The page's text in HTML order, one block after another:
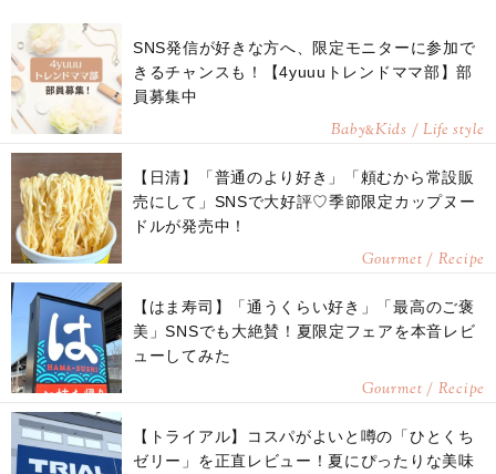
SNS発信が好きな方へ、限定モニターに参加で
きるチャンスも！【4yuuuトレンドママ部】部
員募集中
Baby&Kids / Life style
【日清】「普通のより好き」「頼むから常設販
売にして」SNSで大好評♡季節限定カップヌー
ドルが発売中！
Gourmet / Recipe
【はま寿司】「通うくらい好き」「最高のご褒
美」SNSでも大絶賛！夏限定フェアを本音レビ
ューしてみた
Gourmet / Recipe
【トライアル】コスパがよいと噂の「ひとくち
ゼリー」を正直レビュー！夏にぴったりな美味